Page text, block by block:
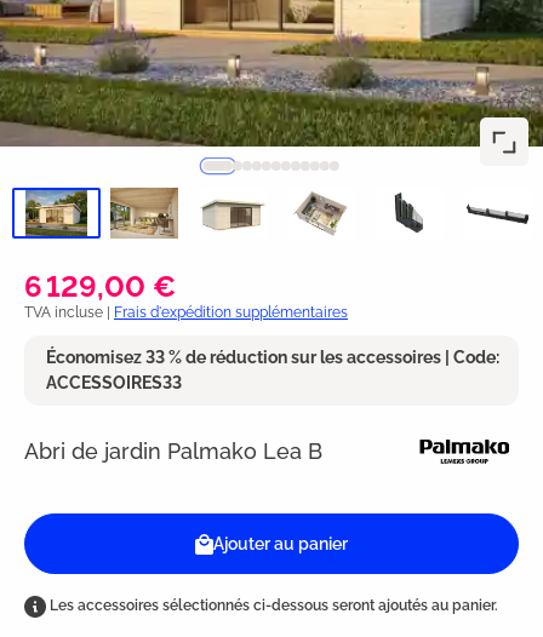
6 129,00 €
TVA incluse | Frais d'expédition supplémentaires
Économisez 33 % de réduction sur les accessoires | Code:
ACCESSOIRES33
Abri de jardin Palmako Lea B
Ajouter au panier
Les accessoires sélectionnés ci-dessous seront ajoutés au panier.